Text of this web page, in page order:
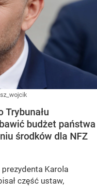
Trybunału
budżet państwa
środków dla NFZ
Karola
część ustaw,